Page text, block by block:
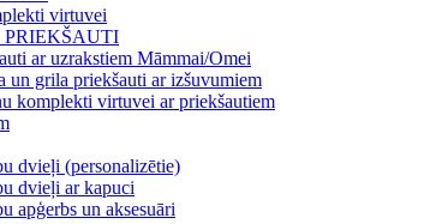
virtuvei
ar uzrakstiem Māmmai/Omei
un grila priekšauti ar izšuvumiem
komplekti virtuvei ar priekšautiem
dvieļi (personalizētie)
dvieļi ar kapuci
apģerbs un aksesuāri